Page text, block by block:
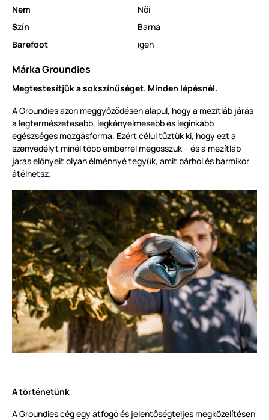
Nem
Női
Szín
Barna
Barefoot
igen
Márka Groundies
Megtestesítjük a sokszínűséget. Minden lépésnél.
A Groundies azon meggyőződésen alapul, hogy a mezítláb járás
a legtermészetesebb, legkényelmesebb és leginkább
egészséges mozgásforma. Ezért célul tűztük ki, hogy ezt a
szenvedélyt minél több emberrel megosszuk – és a mezítláb
járás előnyeit olyan élménnyé tegyük, amit bárhol és bármikor
átélhetsz.
A történetünk
A Groundies cég egy átfogó és jelentőségteljes megközelítésen